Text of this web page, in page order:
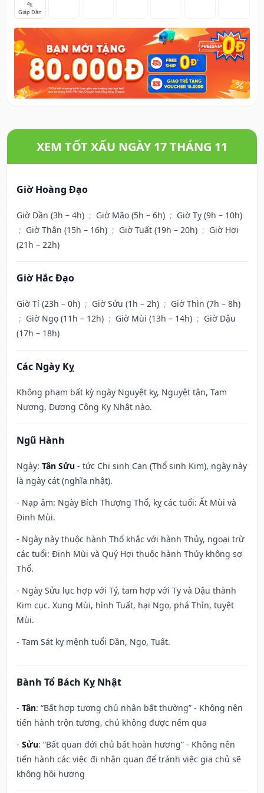
🐅
Giáp Dần
XEM TỐT XẤU NGÀY 17 THÁNG 11
Giờ Hoàng Đạo
Giờ Dần (3h – 4h) ; Giờ Mão (5h – 6h) ; Giờ Tỵ (9h – 10h)
; Giờ Thân (15h – 16h) ; Giờ Tuất (19h – 20h) ; Giờ Hợi
(21h – 22h)
Giờ Hắc Đạo
Giờ Tí (23h – 0h) ; Giờ Sửu (1h – 2h) ; Giờ Thìn (7h – 8h)
; Giờ Ngọ (11h – 12h) ; Giờ Mùi (13h – 14h) ; Giờ Dậu
(17h – 18h)
Các Ngày Kỵ
Không phạm bất kỳ ngày Nguyệt kỵ, Nguyệt tận, Tam
Nương, Dương Công Kỵ Nhật nào.
Ngũ Hành
Ngày: Tân Sửu - tức Chi sinh Can (Thổ sinh Kim), ngày này
là ngày cát (nghĩa nhật).
- Nạp âm: Ngày Bích Thượng Thổ, kỵ các tuổi: Ất Mùi và
Đinh Mùi.
- Ngày này thuộc hành Thổ khắc với hành Thủy, ngoại trừ
các tuổi: Đinh Mùi và Quý Hợi thuộc hành Thủy không sợ
Thổ.
- Ngày Sửu lục hợp với Tý, tam hợp với Tỵ và Dậu thành
Kim cục. Xung Mùi, hình Tuất, hại Ngọ, phá Thìn, tuyệt
Mùi.
- Tam Sát kỵ mệnh tuổi Dần, Ngọ, Tuất.
Bành Tổ Bách Kỵ Nhật
- Tân: “Bất hợp tương chủ nhân bất thường” - Không nên
tiến hành trộn tương, chủ không được nếm qua
- Sửu: “Bất quan đới chủ bất hoàn hương” - Không nên
tiến hành các việc đi nhận quan để tránh việc gia chủ sẽ
không hồi hương